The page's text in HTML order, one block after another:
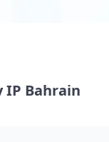
IP Bahrain